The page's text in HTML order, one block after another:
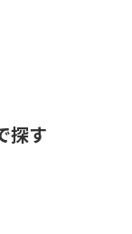
探す